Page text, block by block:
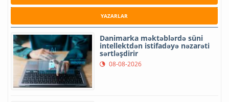
YAZARLAR
Danimarka məktəblərdə süni
intellektdən istifadəyə nəzarəti
sərtləşdirir
08-08-2026